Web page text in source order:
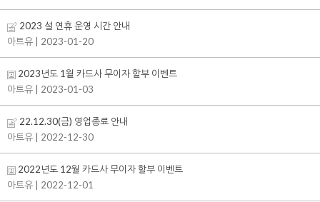
2023 설 연휴 운영 시간 안내
아트유
| 2023-01-20
2023년도 1월 카드사 무이자 할부 이벤트
아트유
| 2023-01-03
22.12.30(금) 영업종료 안내
아트유
| 2022-12-30
2022년도 12월 카드사 무이자 할부 이벤트
아트유
| 2022-12-01